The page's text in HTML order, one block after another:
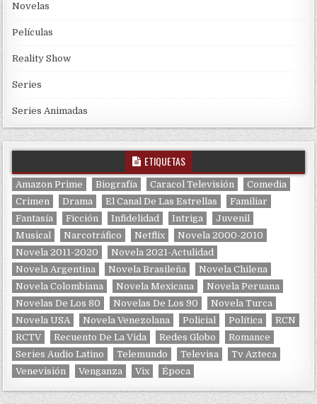
Novelas
Películas
Reality Show
Series
Series Animadas
ETIQUETAS
Amazon Prime Biografía Caracol Televisión
Comedia
Crimen
Drama El Canal De Las Estrellas
Familiar
Fantasía
Ficción Infidelidad Intriga
Juvenil
Musical
Narcotráfico Netflix
Novela 2000-2010
Novela 2011-2020
Novela 2021-Actulidad
Novela Argentina
Novela Brasileña
Novela Chilena
Novela Colombiana
Novela Mexicana
Novela Peruana
Novelas De Los 80
Novelas De Los 90
Novela Turca
Novela USA
Novela Venezolana Policial Política
RCN
RCTV
Recuento De La Vida Redes Globo
Romance
Series Audio Latino
Telemundo Televisa
Tv Azteca
Venevisión
Venganza Vix Época